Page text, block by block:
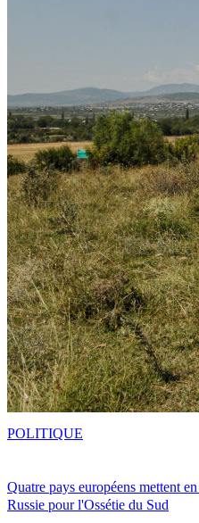
Quatre pays européens mettent
Russie pour l'Ossétie du Sud
POLITIQUE